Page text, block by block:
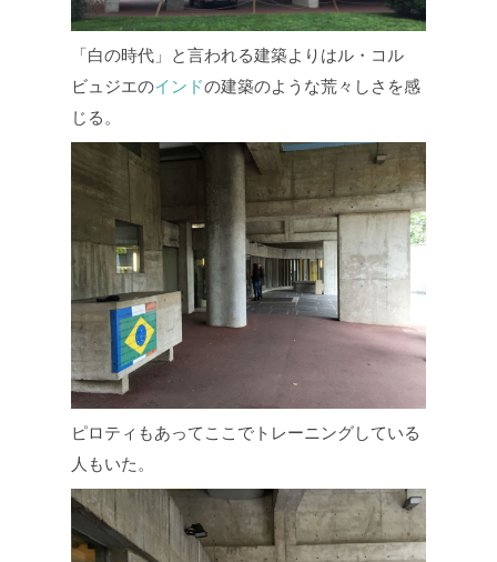
「白の時代」と言われる建築よりはル・コル
ビュジエのインドの建築のような荒々しさを感
じる。
ピロティもあってここでトレーニングしている
人もいた。